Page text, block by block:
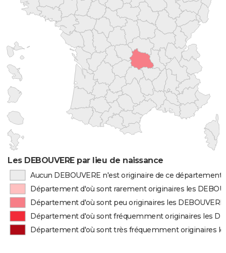
Les DEBOUVERE par lieu de naissance
Aucun DEBOUVERE n'est originaire de ce département
Département d'où sont rarement originaires les
Département d'où sont peu originaires les DEBOUVERE
Département d'où sont fréquemment originaires les
Département d'où sont très fréquemment originaires